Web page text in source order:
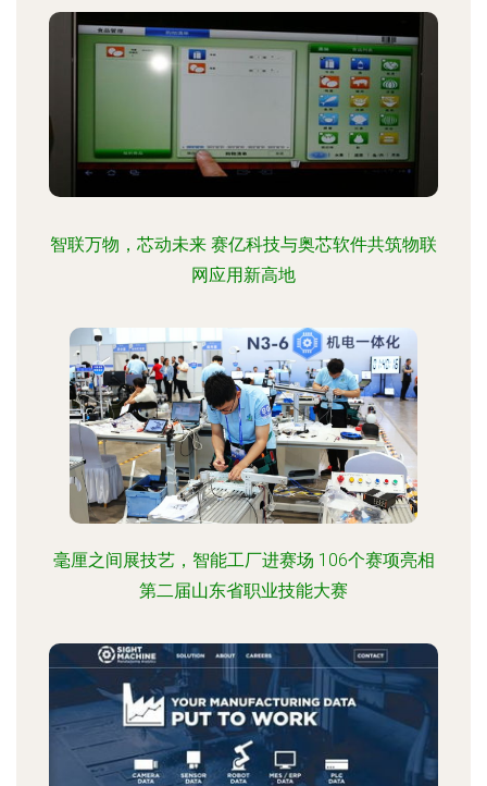
智联万物，芯动未来 赛亿科技与奥芯软件共筑物联
网应用新高地
毫厘之间展技艺，智能工厂进赛场 106个赛项亮相
第二届山东省职业技能大赛